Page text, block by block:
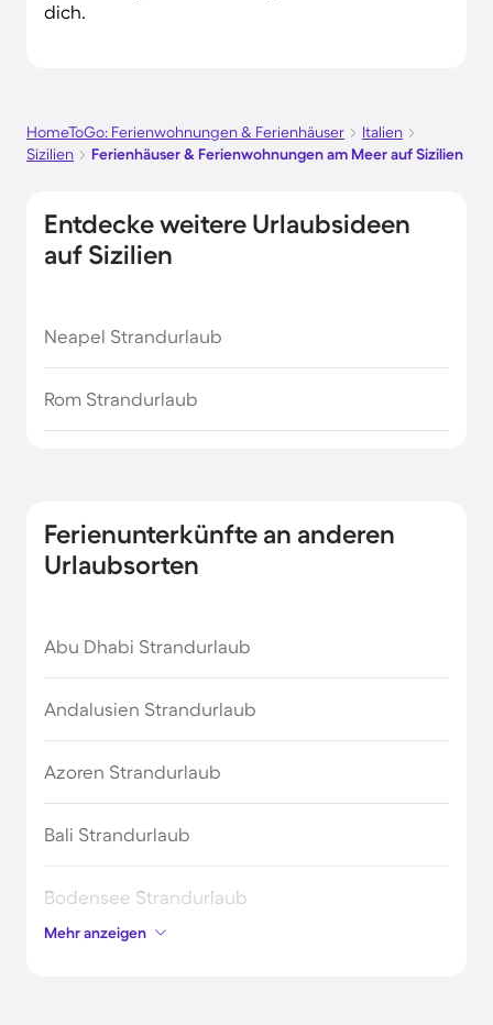
dich.
HomeToGo: Ferienwohnungen & Ferienhäuser
Italien
Sizilien
Ferienhäuser & Ferienwohnungen am Meer auf Sizilien
Entdecke weitere Urlaubsideen
auf Sizilien
Neapel Strandurlaub
Rom Strandurlaub
Ferienunterkünfte an anderen
Urlaubsorten
Abu Dhabi Strandurlaub
Andalusien Strandurlaub
Azoren Strandurlaub
Bali Strandurlaub
Bodensee Strandurlaub
Mehr anzeigen